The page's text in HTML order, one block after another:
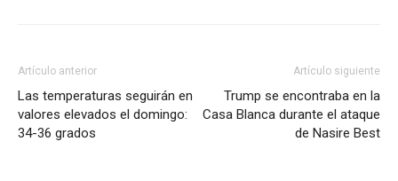
Artículo anterior
Las temperaturas seguirán en
valores elevados el domingo:
34-36 grados
Artículo siguiente
Trump se encontraba en la
Casa Blanca durante el ataque
de Nasire Best